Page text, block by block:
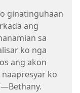
ginatinguhaan
ang
sa
ko nga
ang akon
ko